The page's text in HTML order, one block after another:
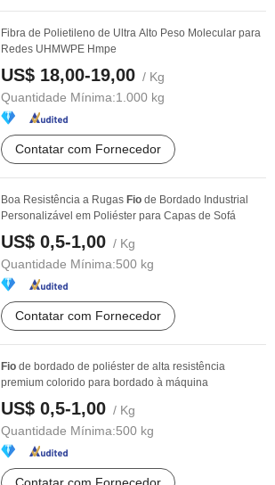
Fibra de Polietileno de Ultra Alto Peso Molecular para
Redes UHMWPE Hmpe
US$ 18,00-19,00 / Kg
Quantidade Mínima:1.000 kg
Contatar com Fornecedor
Boa Resistência a Rugas Fio de Bordado Industrial
Personalizável em Poliéster para Capas de Sofá
US$ 0,5-1,00 / Kg
Quantidade Mínima:500 kg
Contatar com Fornecedor
Fio de bordado de poliéster de alta resistência
premium colorido para bordado à máquina
US$ 0,5-1,00 / Kg
Quantidade Mínima:500 kg